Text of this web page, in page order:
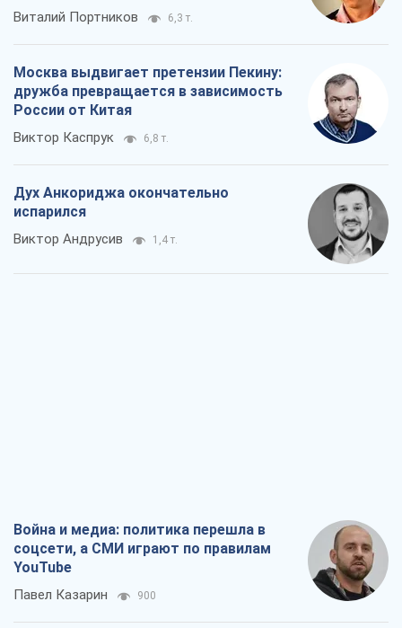
Виталий Портников 6,3 т.
Москва выдвигает претензии Пекину:
дружба превращается в зависимость
России от Китая
Виктор Каспрук 6,8 т.
Дух Анкориджа окончательно
испарился
Виктор Андрусив 1,4 т.
Война и медиа: политика перешла в
соцсети, а СМИ играют по правилам
YouTube
Павел Казарин 900